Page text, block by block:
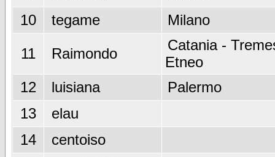
10
tegame Milano
11 Raimondo
Catania -
Etneo
12
luisiana
Palermo
13
elau
14
centoiso